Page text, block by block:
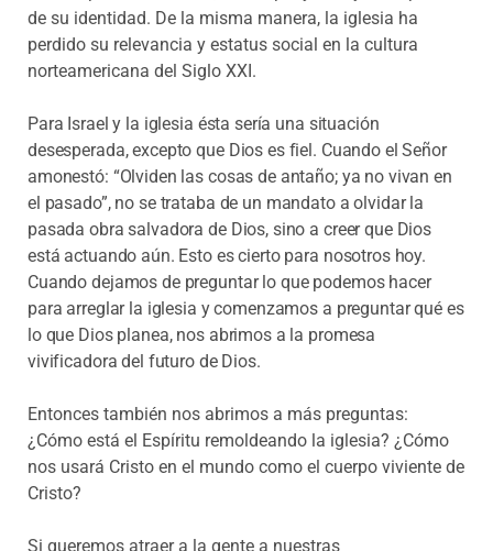
de su identidad. De la misma manera, la iglesia ha
perdido su relevancia y estatus social en la cultura
norteamericana del Siglo XXI.
Para Israel y la iglesia ésta sería una situación
desesperada, excepto que Dios es fiel. Cuando el Señor
amonestó: “Olviden las cosas de antaño; ya no vivan en
el pasado”, no se trataba de un mandato a olvidar la
pasada obra salvadora de Dios, sino a creer que Dios
está actuando aún. Esto es cierto para nosotros hoy.
Cuando dejamos de preguntar lo que podemos hacer
para arreglar la iglesia y comenzamos a preguntar qué es
lo que Dios planea, nos abrimos a la promesa
vivificadora del futuro de Dios.
Entonces también nos abrimos a más preguntas:
¿Cómo está el Espíritu remoldeando la iglesia? ¿Cómo
nos usará Cristo en el mundo como el cuerpo viviente de
Cristo?
Si queremos atraer a la gente a nuestras